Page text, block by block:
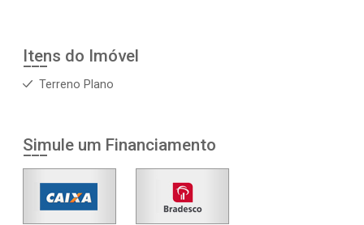
Itens do Imóvel
Terreno Plano
Simule um Financiamento